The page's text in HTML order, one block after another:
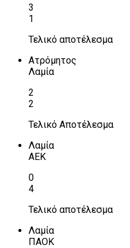
3
1
Τελικό αποτέλεσμα
Ατρόμητος
Λαμία
2
2
Τελικό Αποτέλεσμα
Λαμία
ΑΕΚ
0
4
Τελικό αποτέλεσμα
Λαμία
ΠΑΟΚ